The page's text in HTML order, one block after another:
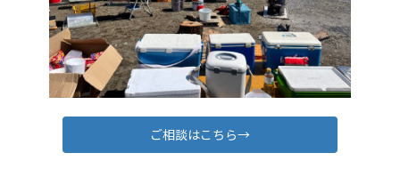
ご相談はこちら→